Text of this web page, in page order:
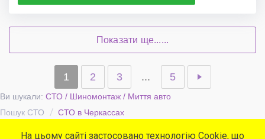
Показати ще......
1 2 3 ... 5
Ви шукали: СТО / Шиномонтаж / Миття авто
Пошук СТО
СТО в Черкассах
На цьому сайті застосовано технологію Cookie, що